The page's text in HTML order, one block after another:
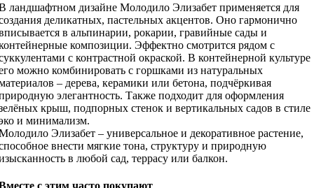
ландшафтном дизайне Молодило Элизабет применяется для
деликатных, пастельных акцентов. Оно гармонично
в альпинарии, рокарии, гравийные сады и
композиции. Эффектно смотрится рядом с
с контрастной окраской. В контейнерной культуре
можно комбинировать с горшками из натуральных
– дерева, керамики или бетона, подчёркивая
элегантность. Также подходит для оформления
крыш, подпорных стенок и вертикальных садов в стиле
и минимализм.
Элизабет – универсальное и декоративное растение,
внести мягкие тона, структуру и природную
в любой сад, террасу или балкон.
с этим часто покупают